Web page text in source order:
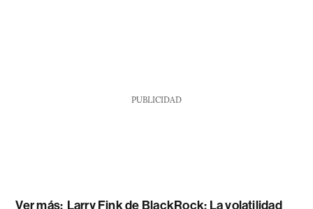
PUBLICIDAD
Ver más: Larry Fink de BlackRock: La volatilidad